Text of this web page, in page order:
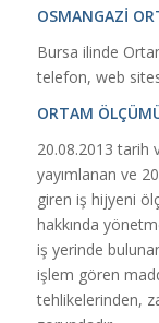
OSMANGAZİ
Bursa ilinde
telefon, web
ORTAM
20.08.2013 tarih
yayımlanan ve
giren iş hijyeni
hakkında
iş yerinde
işlem gören
tehlikelerinden,